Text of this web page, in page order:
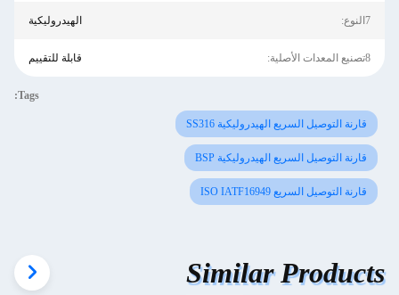
7النوع: الهيدروليكية
8تصنيع المعدات الأصلية: قابلة للتقييم
Tags:
قارنة التوصيل السريع الهيدروليكية SS316
قارنة التوصيل السريع الهيدروليكية BSP
قارنة التوصيل السريع ISO IATF16949
Similar Products